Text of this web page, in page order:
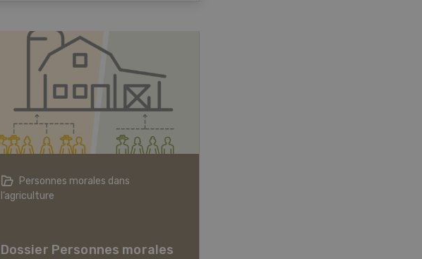
Personnes morales dans
l’agriculture
Dossier Personnes morales